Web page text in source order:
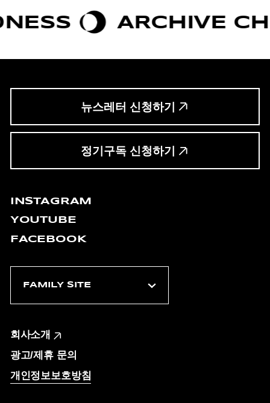
ARCHIVE CHIC
뉴스레터 신청하기
정기구독 신청하기
INSTAGRAM
YOUTUBE
FACEBOOK
회사소개
광고/제휴 문의
개인정보보호방침